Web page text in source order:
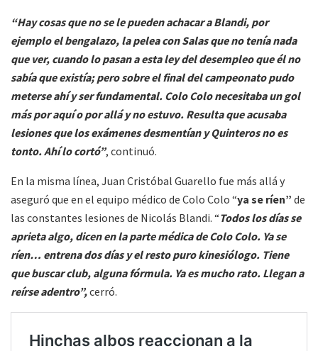
“Hay cosas que no se le pueden achacar a Blandi, por
ejemplo el bengalazo, la pelea con Salas que no tenía nada
que ver, cuando lo pasan a esta ley del desempleo que él no
sabía que existía; pero sobre el final del campeonato pudo
meterse ahí y ser fundamental. Colo Colo necesitaba un gol
más por aquí o por allá y no estuvo. Resulta que acusaba
lesiones que los exámenes desmentían y Quinteros no es
tonto. Ahí lo cortó”, continuó.
En la misma línea, Juan Cristóbal Guarello fue más allá y
aseguró que en el equipo médico de Colo Colo “ya se ríen” de
las constantes lesiones de Nicolás Blandi. “Todos los días se
aprieta algo, dicen en la parte médica de Colo Colo. Ya se
ríen… entrena dos días y el resto puro kinesiólogo. Tiene
que buscar club, alguna fórmula. Ya es mucho rato. Llegan a
reírse adentro”,cerró.